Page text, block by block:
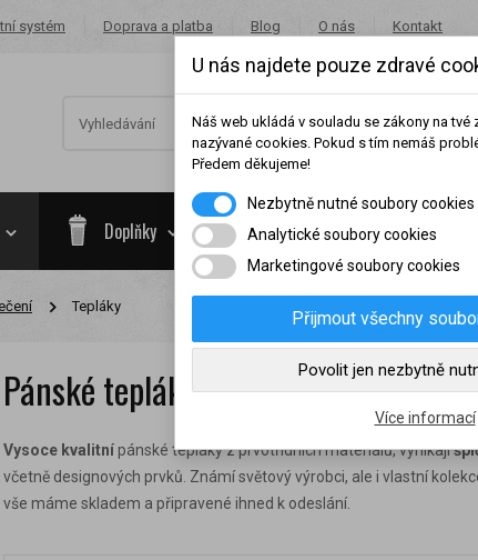
systém Doprava a platba Blog O nás Kontakt
Doplňky Potraviny Akce
Tepláky
Pánské tepláky
Vysoce kvalitnípánské tepláky z prvotřídních materiálů, vynikají
včetně designových prvků. Známí světový výrobci, ale i vlastní
vše máme skladem a připravené ihned k odeslání.
Nákupy za poslední rok:
Nyní spadáte do věrnostní skupiny:
U nás najdete pouze zdravé
Náš web ukládá v souladu se zákony na
nazývané cookies. Pokud s tím nemáš
Předem děkujeme!
Nezbytně nutné soubory cookies
Analytické soubory cookies
Marketingové soubory cookies
Přijmout všechny
Povolit jen nezbytně
Více informací